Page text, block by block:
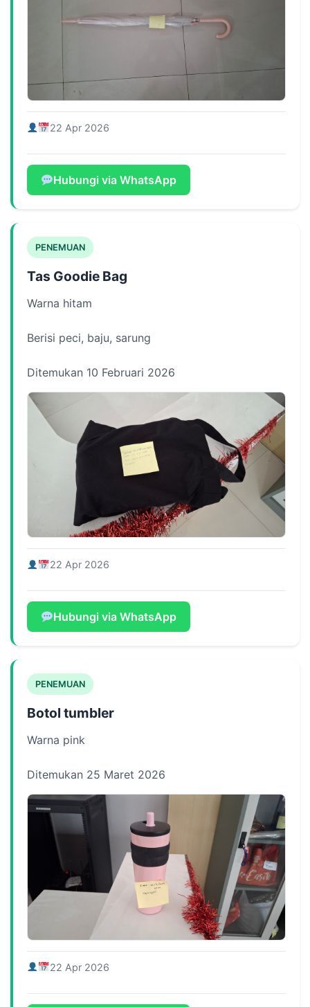
22 Apr 2026
Hubungi via WhatsApp
PENEMUAN
Tas Goodie Bag
Warna hitam
Berisi peci, baju, sarung
Ditemukan 10 Februari 2026
22 Apr 2026
Hubungi via WhatsApp
PENEMUAN
Botol tumbler
Warna pink
Ditemukan 25 Maret 2026
22 Apr 2026